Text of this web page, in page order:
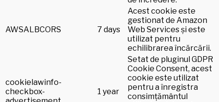
AWSALBCORS 7 days
Acest cookie este
gestionat de Amazon
Web Services și este
utilizat pentru
echilibrarea încărcării.
cookielawinfo-
checkbox-
1 year
Setat de pluginul GDPR
Cookie Consent, acest
cookie este utilizat
pentru a înregistra
consimțământul